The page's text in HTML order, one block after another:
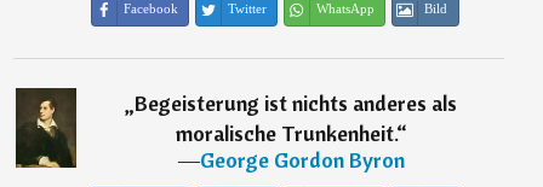
Facebook Twitter WhatsApp Bild
„Begeisterung ist nichts anderes als
moralische Trunkenheit.“
―George Gordon Byron